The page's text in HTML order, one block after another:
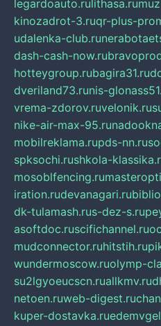
legardoauto.rulithasa.ru
kinozadrot-3.ruqr-plus-
udalenka-club.ru
dash-cash-now.ru
hotteygroup.rubagira31.ru
dveriland73.runis-
vrema-zdorov.ruvelonik.ru
nike-air-max-95.ru
mobilreklama.rupds-nn.ru
spksochi.rushkola-
mosoblfencing.ru
iration.rudevanagari.ru
dk-tulamash.rus-dez-s.ru
asoftdoc.ruscifichannel.ru
mudconnector.ruhitstih.ru
wundermoscow.ruolymp-
su2lgyoeucscn.ruallkmv.ru
netoen.ruweb-digest.ru
kuper-dostavka.ru